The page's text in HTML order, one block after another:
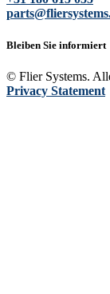
Bleiben Sie informiert
© Flier Systems.
Privacy Statement